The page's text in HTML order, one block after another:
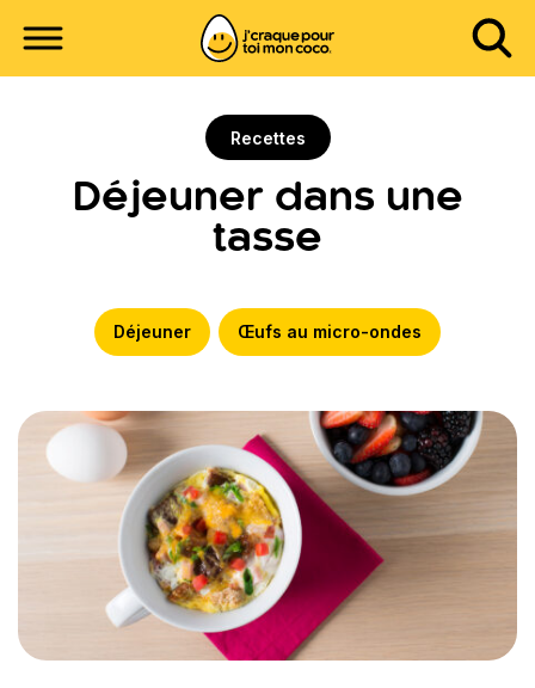
Recettes
Déjeuner dans une
tasse
Déjeuner Œufs au micro-ondes